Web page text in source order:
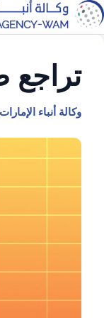
تراجع
وكالة أنباء الإمارات